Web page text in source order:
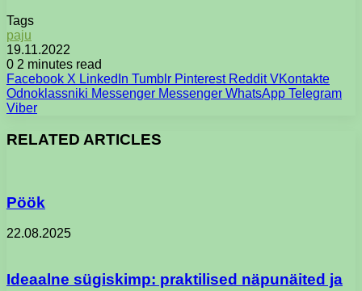
Tags
paju
19.11.2022
0 2 minutes read
Facebook X LinkedIn Tumblr Pinterest Reddit VKontakte
Odnoklassniki Messenger Messenger WhatsApp Telegram
Viber
RELATED ARTICLES
Pöök
22.08.2025
Ideaalne sügiskimp: praktilised näpunäited ja